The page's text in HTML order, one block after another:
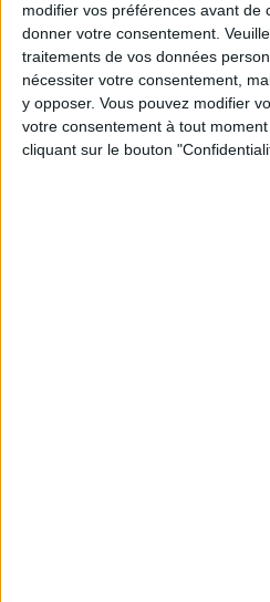
modifier vos préférences avant de
donner votre consentement.
traitements de vos données
nécessiter votre consentement,
y opposer. Vous pouvez modifier
votre consentement à tout
cliquant sur le bouton
THE BEST HOTELS FOR A SPA